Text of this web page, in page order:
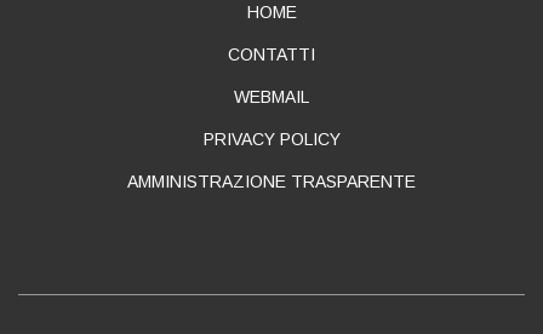
HOME
CONTATTI
WEBMAIL
PRIVACY POLICY
AMMINISTRAZIONE TRASPARENTE